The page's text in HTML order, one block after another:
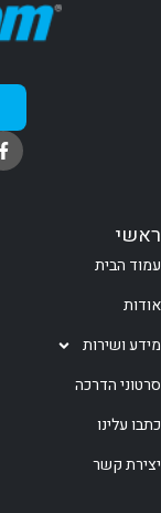
ראשי
עמוד הבית
אודות
מידע ושירות
סרטוני הדרכה
כתבו עלינו
יצירת קשר